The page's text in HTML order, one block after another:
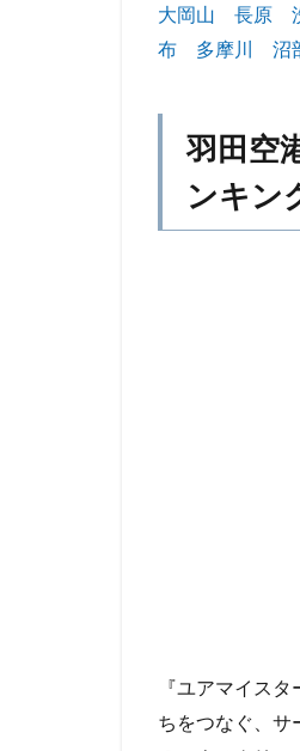
大岡山
長原
布
多摩川 沼
羽田空
ンキン
『ユアマイス
ちをつなぐ、サ